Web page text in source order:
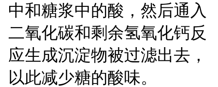
中和糖浆中的酸，然后通入
二氧化碳和剩余氢氧化钙反
应生成沉淀物被过滤出去，
以此减少糖的酸味。